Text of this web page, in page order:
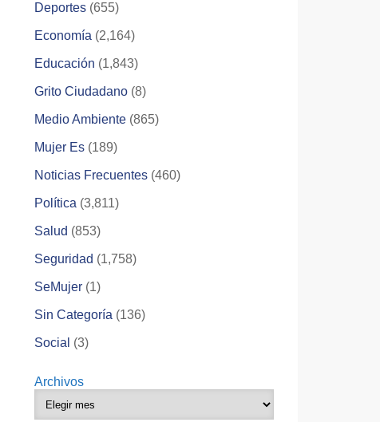
Deportes (655)
Economía (2,164)
Educación (1,843)
Grito Ciudadano (8)
Medio Ambiente (865)
Mujer Es (189)
Noticias Frecuentes (460)
Política (3,811)
Salud (853)
Seguridad (1,758)
SeMujer (1)
Sin Categoría (136)
Social (3)
Archivos